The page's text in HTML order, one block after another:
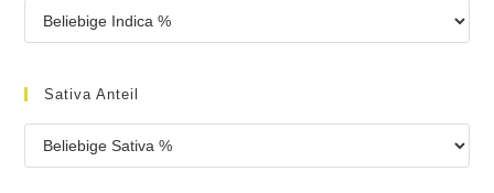
Sativa Anteil